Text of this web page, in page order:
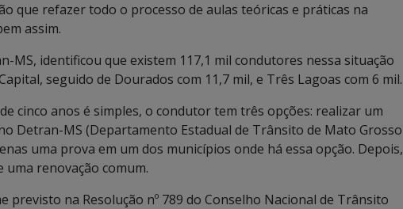
que refazer todo o processo de aulas teóricas e práticas na
assim.
MS, identificou que existem 117,1 mil condutores nessa situação
seguido de Dourados com 11,7 mil, e Três Lagoas com 6 mil.
cinco anos é simples, o condutor tem três opções: realizar um
Detran-MS (Departamento Estadual de Trânsito de Mato Grosso
uma prova em um dos municípios onde há essa opção. Depois,
renovação comum.
previsto na Resolução nº 789 do Conselho Nacional de Trânsito